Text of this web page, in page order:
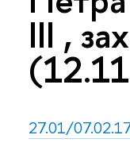
III ,
27.01/